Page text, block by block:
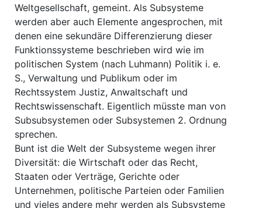
Weltgesellschaft, gemeint. Als Subsysteme
werden aber auch Elemente angesprochen, mit
denen eine sekundäre Differenzierung dieser
Funktionssysteme beschrieben wird wie im
politischen System (nach Luhmann) Politik i. e.
S., Verwaltung und Publikum oder im
Rechtssystem Justiz, Anwaltschaft und
Rechtswissenschaft. Eigentlich müsste man von
Subsubsystemen oder Subsystemen 2. Ordnung
sprechen.
Bunt ist die Welt der Subsysteme wegen ihrer
Diversität: die Wirtschaft oder das Recht,
Staaten oder Verträge, Gerichte oder
Unternehmen, politische Parteien oder Familien
und vieles andere mehr werden als Subsysteme